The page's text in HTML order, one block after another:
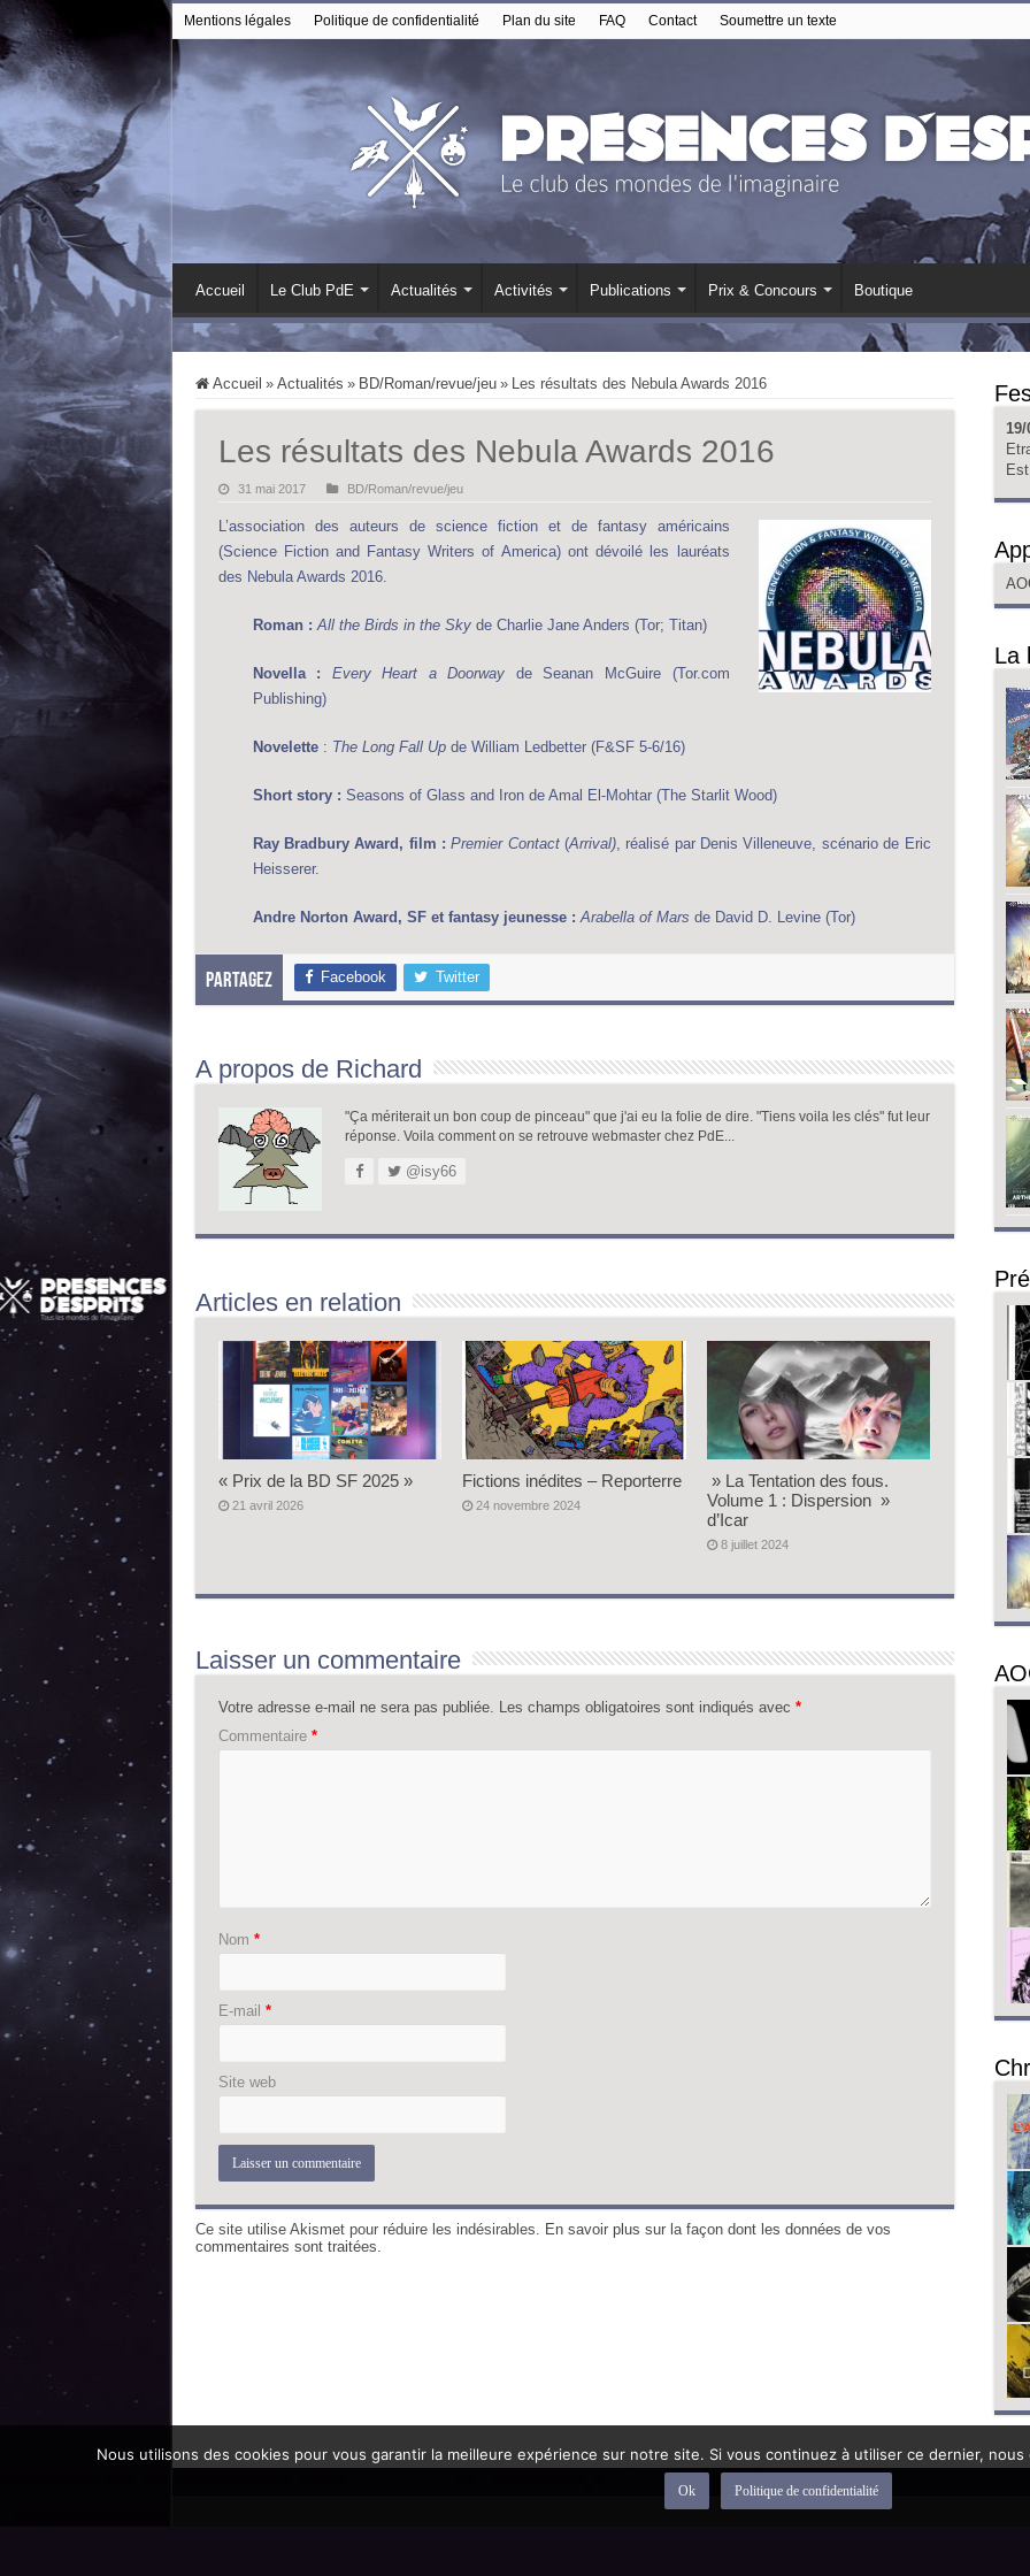
Mentions légales Politique de confidentialité Plan du site FAQ Contact Soumettre un texte
Accueil Le Club PdE Actualités Activités Publications Prix & Concours Boutique
Accueil » Actualités » BD/Roman/revue/jeu » Les résultats des Nebula Awards 2016
Les résultats des Nebula Awards 2016
31 mai 2017 BD/Roman/revue/jeu
L’association des auteurs de science fiction et de fantasy américains
(Science Fiction and Fantasy Writers of America) ont dévoilé les lauréats
des Nebula Awards 2016.
Roman : All the Birds in the Skyde Charlie Jane Anders (Tor; Titan)
Novella : Every Heart a Doorway de Seanan McGuire (Tor.com
Publishing)
Novelette: The Long Fall Upde William Ledbetter (F&SF 5-6/16)
Short story : Seasons of Glass and Iron de Amal El-Mohtar (The Starlit Wood)
Ray Bradbury Award, film : Premier Contact(Arrival), réalisé par Denis Villeneuve, scénario de Eric
Heisserer.
Andre Norton Award, SF et fantasy jeunesse : Arabella of Mars de David D. Levine (Tor)
Partagez Facebook Twitter
A propos de Richard
"Ça mériterait un bon coup de pinceau" que j'ai eu la folie de dire. "Tiens voila les clés" fut leur
réponse. Voila comment on se retrouve webmaster chez PdE...
@isy66
Articles en relation
« Prix de la BD SF 2025 »
21 avril 2026
Fictions inédites – Reporterre
24 novembre 2024
» La Tentation des fous.
Volume 1 : Dispersion »
d’Icar
8 juillet 2024
Laisser un commentaire
Votre adresse e-mail ne sera pas publiée. Les champs obligatoires sont indiqués avec *
Commentaire *
Nom *
E-mail *
Site web
Ce site utilise Akismet pour réduire les indésirables. En savoir plus sur la façon dont les données de vos
commentaires sont traitées.
19/
Est
La
Nous utilisons des cookies pour vous garantir la meilleure expérience sur notre site. Si vous continuez à utiliser ce dernier,
Ok Politique de confidentialité